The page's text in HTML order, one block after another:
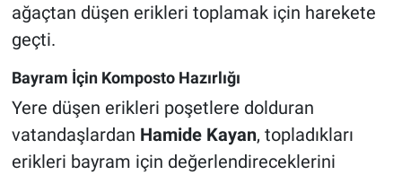
ağaçtan düşen erikleri toplamak için harekete
geçti.
Bayram İçin Komposto Hazırlığı
Yere düşen erikleri poşetlere dolduran
vatandaşlardan Hamide Kayan, topladıkları
erikleri bayram için değerlendireceklerini